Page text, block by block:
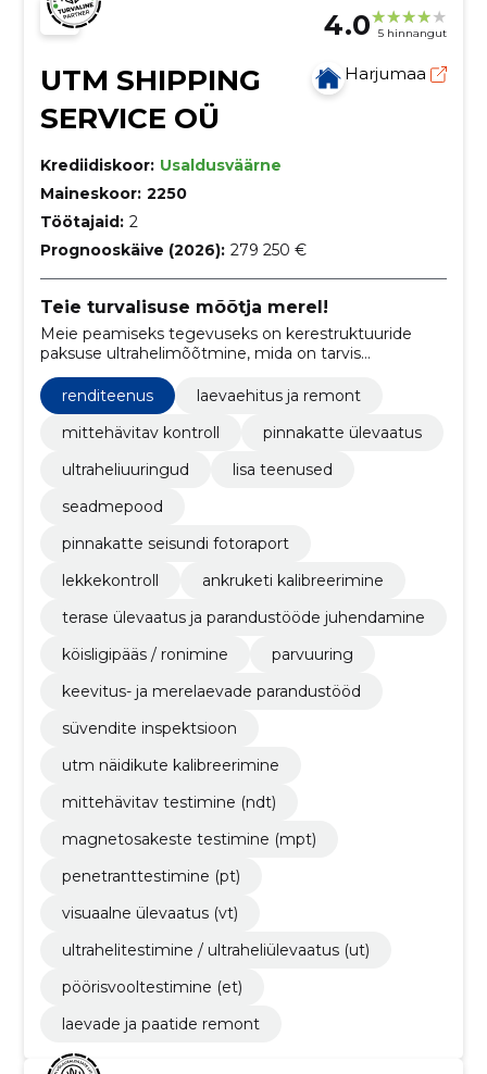
4.0 5 hinnangut
UTM SHIPPING
SERVICE OÜ
Harjumaa
Krediidiskoor: Usaldusväärne
Maineskoor: 2250
Töötajaid: 2
Prognooskäive (2026): 279 250 €
Teie turvalisuse mõõtja merel!
Meie peamiseks tegevuseks on kerestruktuuride
paksuse ultrahelimõõtmine, mida on tarvis
perioodiliselt teostada kereuuringute jaoks, mida
viivad läbi klassifitseerimisühingute
uurimisprogrammid.
renditeenus
laevaehitus ja remont
mittehävitav kontroll
pinnakatte ülevaatus
ultraheliuuringud
lisa teenused
seadmepood
pinnakatte seisundi fotoraport
lekkekontroll
ankruketi kalibreerimine
terase ülevaatus ja parandustööde juhendamine
köisligipääs / ronimine
parvuuring
keevitus- ja merelaevade parandustööd
süvendite inspektsioon
utm näidikute kalibreerimine
mittehävitav testimine (ndt)
magnetosakeste testimine (mpt)
penetranttestimine (pt)
visuaalne ülevaatus (vt)
ultrahelitestimine / ultraheliülevaatus (ut)
pöörisvooltestimine (et)
laevade ja paatide remont